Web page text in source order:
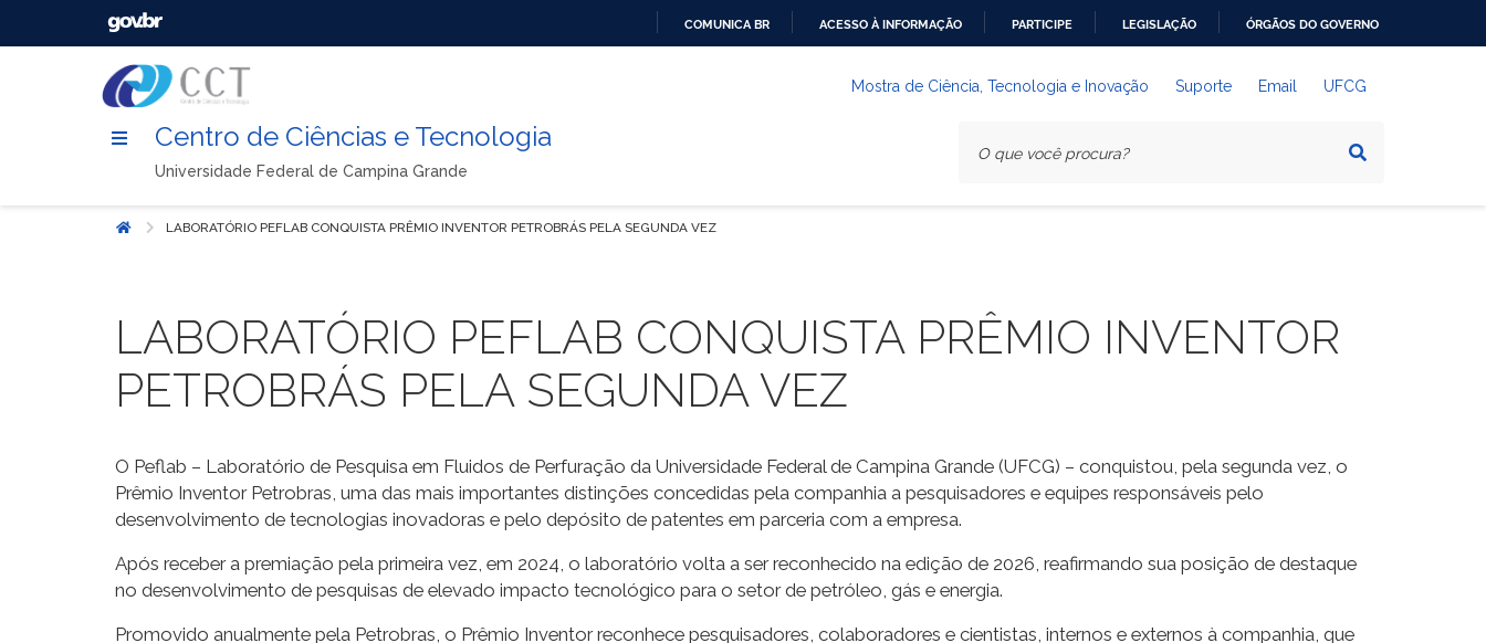
COMUNICA BR ACESSO À INFORMAÇÃO PARTICIPE LEGISLAÇÃO ÓRGÃOS DO GOVERNO
Mostra de Ciência, Tecnologia e Inovação Suporte Email UFCG
Centro de Ciências e Tecnologia
Universidade Federal de Campina Grande
Início LABORATÓRIO PEFLAB CONQUISTA PRÊMIO INVENTOR PETROBRÁS PELA SEGUNDA VEZ
LABORATÓRIO PEFLAB CONQUISTA PRÊMIO INVENTOR
PETROBRÁS PELA SEGUNDA VEZ
O Peflab – Laboratório de Pesquisa em Fluidos de Perfuração da Universidade Federal de Campina Grande (UFCG) – conquistou, pela segunda vez, o
Prêmio Inventor Petrobras, uma das mais importantes distinções concedidas pela companhia a pesquisadores e equipes responsáveis pelo
desenvolvimento de tecnologias inovadoras e pelo depósito de patentes em parceria com a empresa.
Após receber a premiação pela primeira vez, em 2024, o laboratório volta a ser reconhecido na edição de 2026, reafirmando sua posição de destaque
no desenvolvimento de pesquisas de elevado impacto tecnológico para o setor de petróleo, gás e energia.
Promovido anualmente pela Petrobras, o Prêmio Inventor reconhece pesquisadores, colaboradores e cientistas, internos e externos à companhia, que